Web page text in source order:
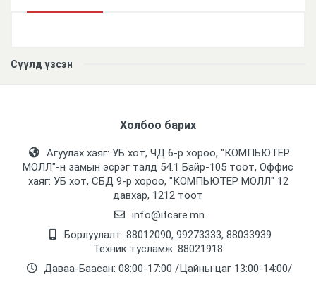
Сүүлд үзсэн
Холбоо барих
Агуулах хаяг: УБ хот, ЧД 6-р хороо, "КОМПЬЮТЕР
МОЛЛ᠌"-н замын эсрэг талд 54.1 Байр-105 тоот, Оффис
хаяг: УБ хот, СБД 9-р хороо, "КОМПЬЮТЕР МОЛЛ᠌" 12
давхар, 1212 тоот
info@itcare.mn
Борлуулалт: 88012090, 99273333, 88033939
Техник тусламж: 88021918
Даваа-Баасан: 08:00-17:00 /Цайны цаг 13:00-14:00/